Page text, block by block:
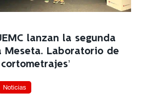
lanzan la segunda
Meseta. Laboratorio de
Noticias